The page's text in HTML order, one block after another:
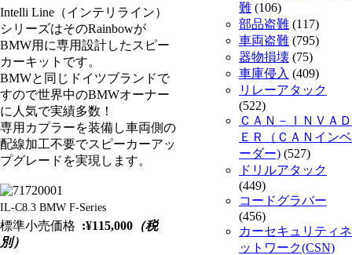
Intelli Line（インテリライン）
シリーズはそのRainbowが
BMW用に専用設計したスピー
カーキットです。
BMWと同じドイツブランドで
すので世界中のBMWオーナー
に人気で実績多数！
専用カプラーを装備し車両側の
配線加工不要でスピーカーアッ
プグレードを実現します。
IL-C8.3 BMW F-Series
標準小売価格 :¥115,000 （税
別）
難 (106)
部品盗難 (117)
車両盗難 (795)
器物損壊 (75)
車庫侵入 (409)
リレーアタック
(522)
ＣＡＮ－ＩＮＶＡＤ
ＥＲ（ＣＡＮインベ
ーダー) (527)
ドリルアタック
(449)
コードグラバー
(456)
カーセキュリティネ
ットワーク(CSN)